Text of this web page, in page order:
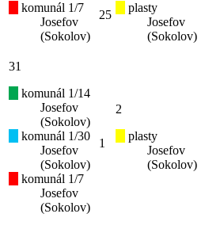
komunál 1/7
Josefov
(Sokolov)
25
plasty
Josefov
(Sokolov)
31
komunál 1/14
Josefov
(Sokolov)
komunál 1/30
Josefov
(Sokolov)
komunál 1/7
Josefov
(Sokolov)
1
2
plasty
Josefov
(Sokolov)